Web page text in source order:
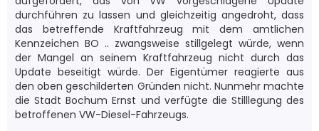
durchführen zu lassen und gleichzeitig angedroht, dass
das betreffende Kraftfahrzeug mit dem amtlichen
Kennzeichen BO .. zwangsweise stillgelegt würde, wenn
der Mangel an seinem Kraftfahrzeug nicht durch das
Update beseitigt würde. Der Eigentümer reagierte aus
den oben geschilderten Gründen nicht. Nunmehr machte
die Stadt Bochum Ernst und verfügte die Stilllegung des
betroffenen VW-Diesel-Fahrzeugs.